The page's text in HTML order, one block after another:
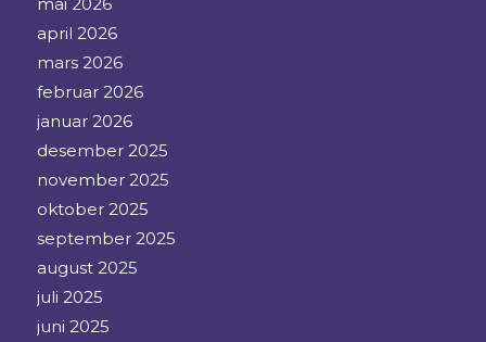
april 2026
mars 2026
februar 2026
januar 2026
desember 2025
november 2025
oktober 2025
september 2025
august 2025
juli 2025
juni 2025